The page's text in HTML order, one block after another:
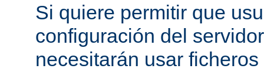
Si quiere permitir que
configuración del
necesitarán usar ficheros